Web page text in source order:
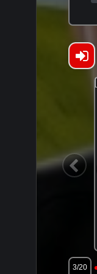
1:00:13
3/20